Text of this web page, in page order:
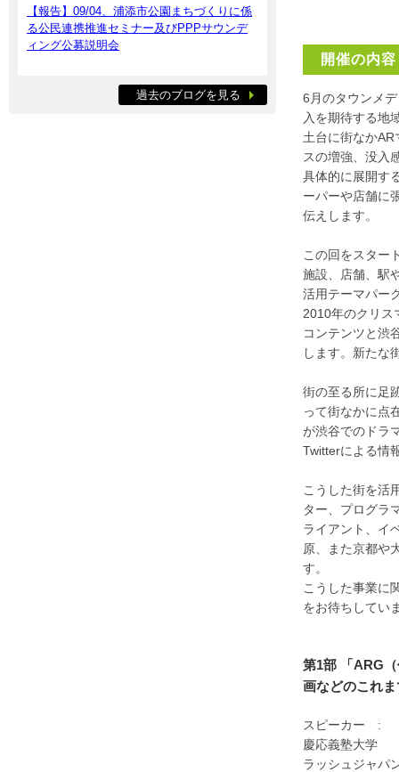
開催の内容
6月のタウンメ
入を期待する地
土台に街なか
スの増強、没入
具体的に展開す
ーパーや店舗に
伝えします。
この回をスター
施設、店舗、駅
活用テーマパー
2010年のクリス
コンテンツと渋
します。新たな
街の至る所に足
って街なかに点
が渋谷でのドラ
Twitterによる情
こうした街を活
ター、プログラ
ライアント、イ
原、また京都や
す。
こうした事業に
をお待ちしてい
第1部 「ARG
画などのこれ
スピーカー :
慶応義塾
ラッシュジャ
【報告】09/04、浦添市公園まちづくりに係
る公民連携推進セミナー及びPPPサウンデ
ィング公募説明会
過去のブログを見る